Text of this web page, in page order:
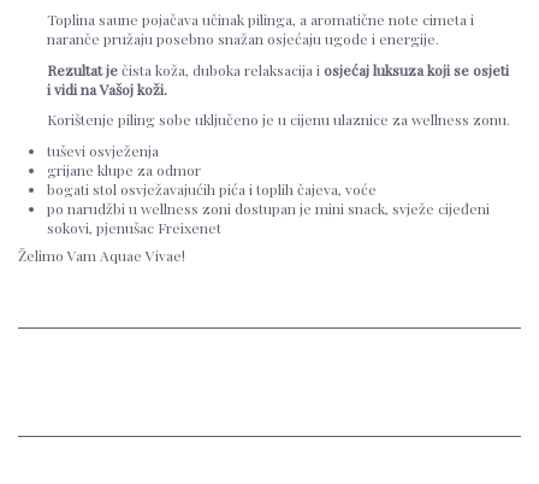
Toplina saune pojačava učinak pilinga, a aromatične note cimeta i
naranče pružaju posebno snažan osjećaju ugode i energije.
Rezultat ječista koža, duboka relaksacija i osjećaj luksuza koji se osjeti
i vidi na Vašoj koži.
Korištenje piling sobe uključeno je u cijenu ulaznice za wellness zonu.
tuševi osvježenja
grijane klupe za odmor
bogati stol osvježavajućih pića i toplih čajeva, voće
po narudžbi u wellness zoni dostupan je mini snack, svježe cijeđeni
sokovi, pjenušac Freixenet
Želimo Vam Aquae Vivae!